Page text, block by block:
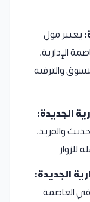
يعتبر مول
الإدارية،
والترفيه
الجديدة:
والفريد،
الجديدة:
في العاصمة